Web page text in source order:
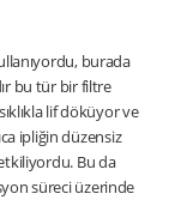
burada
bu tür bir filtre
lif döküyor ve
ipliğin düzensiz
Bu da
süreci üzerinde